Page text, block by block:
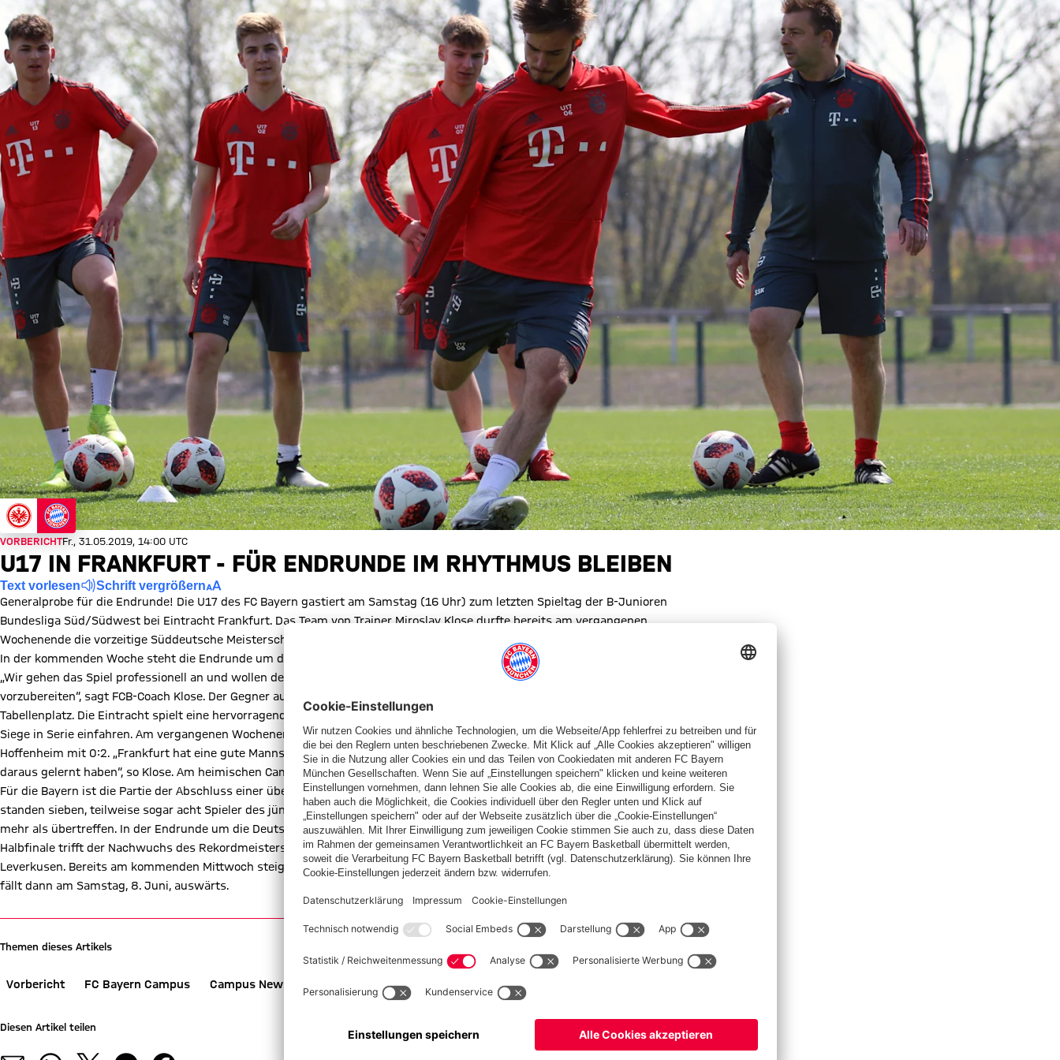
VORBERICHTFr., 31.05.2019, 14:00 UTC
U17 IN FRANKFURT - FÜR ENDRUNDE IM RHYTHMUS BLEIBEN
Text vorlesen Schrift vergrößern
Generalprobe für die Endrunde! Die U17 des FC Bayern gastiert am Samstag (16 Uhr) zum letzten Spieltag der B-Junioren
Bundesliga Süd/Südwest bei Eintracht Frankfurt. Das Team von Trainer Miroslav Klose durfte bereits am vergangenen
Wochenende die vorzeitige Süddeutsche Meisterschaft bejubeln. In Frankfurt gilt es für die Münchner, im Rhythmus zu bleiben.
In der kommenden Woche steht die Endrunde um die Deutscher Meisterschaft auf dem Programm.
„Wir gehen das Spiel professionell an und wollen den Schwung vom Titelgewinn mitnehmen, um uns ideal auf die Endrunde
vorzubereiten“, sagt FCB-Coach Klose. Der Gegner aus Frankfurt rangiert mit 53 Punkten aus 25 Partien auf dem dritten
Tabellenplatz. Die Eintracht spielt eine hervorragende Rückrunde. Nach der Winterpause konnten die Hessen zunächst acht
Siege in Serie einfahren. Am vergangenen Wochenende unterlag Frankfurt allerdings beim Tabellenzweiten TSG 1899
Hoffenheim mit 0:2. „Frankfurt hat eine gute Mannschaft, im Hinspiel hatten wir unseren Mühen und wollen sehen, ob wir
daraus gelernt haben“, so Klose. Am heimischen Campus unterlag der FCB mit 0:2.
Für die Bayern ist die Partie der Abschluss einer überragenden regulären Saison. Mit einer enorm jungen Mannschaft, im Schnitt
standen sieben, teilweise sogar acht Spieler des jüngeren B-Jugend-Jahrgangs in der Startelf, konnte der FCB die Erwartung
mehr als übertreffen. In der Endrunde um die Deutsche Meisterschaft wollen die Münchner die Spielzeit noch krönen. Im
Halbfinale trifft der Nachwuchs des Rekordmeisters auf den Zweiten der Bundesliga West-Staffel, 1. FC Köln oder Bayer 04
Leverkusen. Bereits am kommenden Mittwoch steigt das Hinspiel in München. Die Entscheidung über den Einzug ins Endspiel
fällt dann am Samstag, 8. Juni, auswärts.
Themen dieses Artikels
Vorbericht FC Bayern Campus Campus News FC Bayern Campus Eintracht Frankfurt
Diesen Artikel teilen